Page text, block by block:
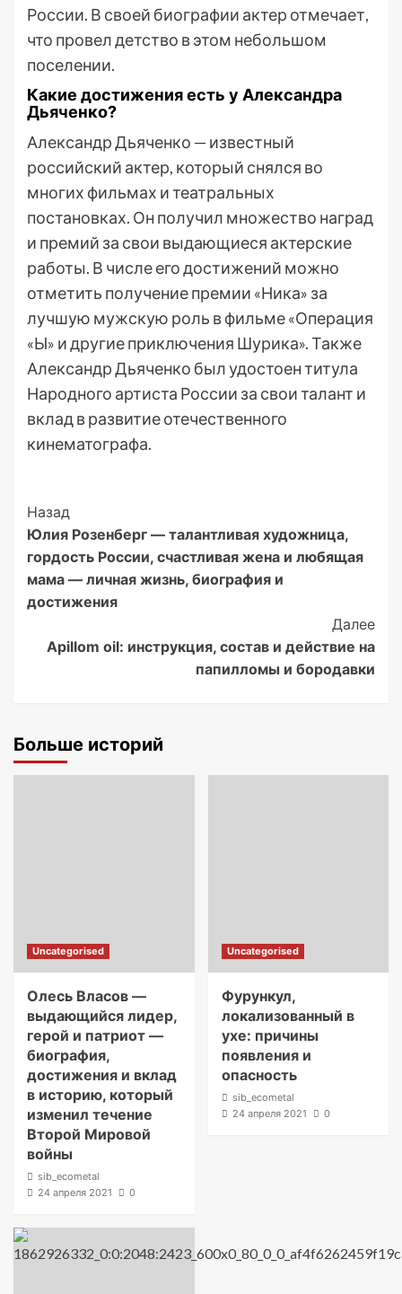
России. В своей биографии актер отмечает,
что провел детство в этом небольшом
поселении.
Какие достижения есть у Александра
Дьяченко?
Александр Дьяченко — известный
российский актер, который снялся во
многих фильмах и театральных
постановках. Он получил множество наград
и премий за свои выдающиеся актерские
работы. В числе его достижений можно
отметить получение премии «Ника» за
лучшую мужскую роль в фильме «Операция
«Ы» и другие приключения Шурика». Также
Александр Дьяченко был удостоен титула
Народного артиста России за свои талант и
вклад в развитие отечественного
кинематографа.
Post
Navigation
Назад
Юлия Розенберг — талантливая художница,
гордость России, счастливая жена и любящая
мама — личная жизнь, биография и
достижения
Далее
Apillom oil: инструкция, состав и действие на
папилломы и бородавки
Больше историй
Uncategorised
Олесь Власов —
выдающийся лидер,
герой и патриот —
биография,
достижения и вклад
в историю, который
изменил течение
Второй Мировой
войны
sib_ecometal
24 апреля 2021
0
Uncategorised
Фурункул,
локализованный в
ухе: причины
появления и
опасность
sib_ecometal
24 апреля 2021
0